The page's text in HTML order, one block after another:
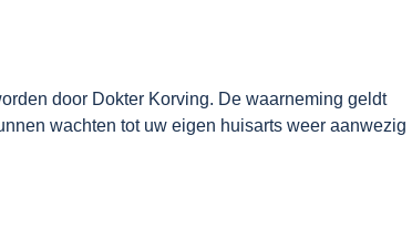
door Dokter Korving. De waarneming geldt
wachten tot uw eigen huisarts weer aanwezig